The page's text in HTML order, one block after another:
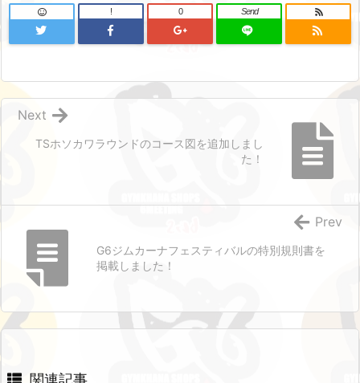
! 0 Send
TSホソカワラウンドのコース図を追加しまし
た！
Next
G6ジムカーナフェスティバルの特別規則書を
掲載しました！
Prev
関連記事